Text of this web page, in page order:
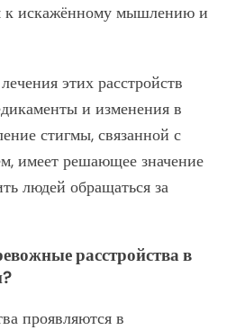
к искажённому мышлению и
этих расстройств
и изменения в
стигмы, связанной с
имеет решающее значение
людей обращаться за
расстройства в
проявляются в